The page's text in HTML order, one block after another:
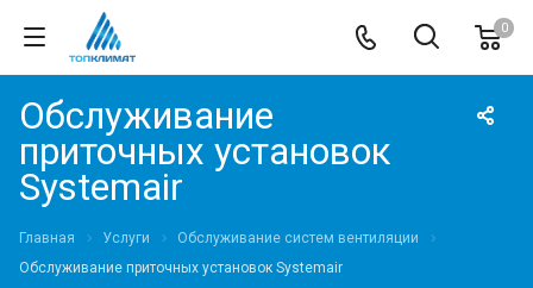
0
Обслуживание
приточных установок
Systemair
Главная Услуги
Обслуживание систем вентиляции
Обслуживание приточных установок Systemair